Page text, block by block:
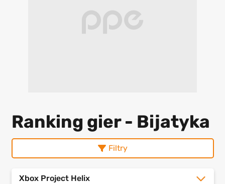
Ranking gier - Bijatyka
Filtry
Xbox Project Helix